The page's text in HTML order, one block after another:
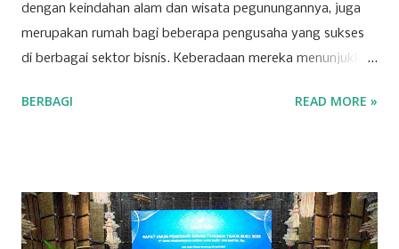
dengan keindahan alam dan wisata pegunungannya, juga
merupakan rumah bagi beberapa pengusaha yang sukses
di berbagai sektor bisnis. Keberadaan mereka menunjukkan
berkembang pesat, dipicu oleh inovasi dan ketekunan para
sehari-hari. Para pengusaha yang sukses di sektor ini
berhasil mengelola jaringan ritel yang luas dan berkontribusi
BERBAGI READ MORE »